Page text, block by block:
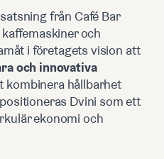
från Café Bar
och
i företagets vision att
och innovativa
kombinera hållbarhet
Dvini som ett
ekonomi och